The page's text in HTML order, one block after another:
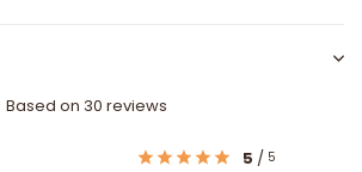
Based on 30 reviews
5 / 5